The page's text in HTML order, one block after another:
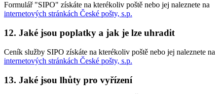
Formulář "SIPO" získáte na kterékoliv poště nebo jej naleznete na
internetových stránkách České pošty, s.p.
12. Jaké jsou poplatky a jak je lze uhradit
Ceník služby SIPO získáte na kterékoliv poště nebo jej naleznete na
internetových stránkách České pošty, s.p.
13. Jaké jsou lhůty pro vyřízení